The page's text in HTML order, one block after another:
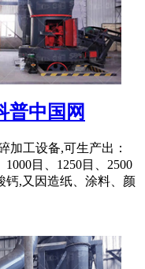
普中国网
加工设备,可生产出：
目、1250目、2500
钙,又因造纸、涂料、颜